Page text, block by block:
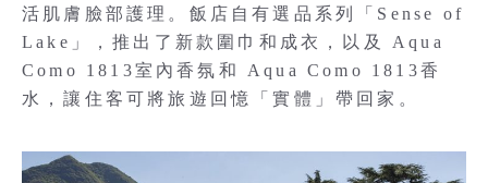
活肌膚臉部護理。飯店自有選品系列「Sense of
Lake」，推出了新款圍巾和成衣，以及 Aqua
Como 1813室內香氛和 Aqua Como 1813香
水，讓住客可將旅遊回憶「實體」帶回家。